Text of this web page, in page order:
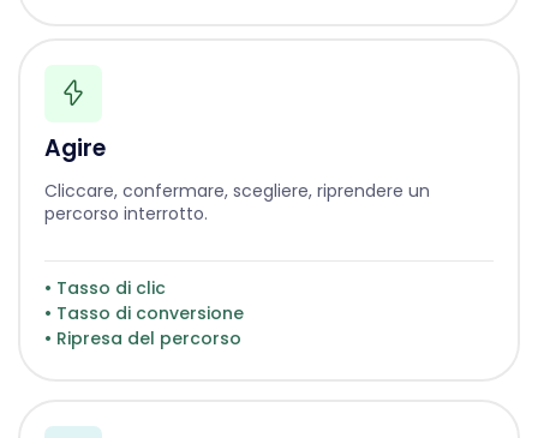
Agire
Cliccare, confermare, scegliere, riprendere un
percorso interrotto.
• Tasso di clic
• Tasso di conversione
• Ripresa del percorso